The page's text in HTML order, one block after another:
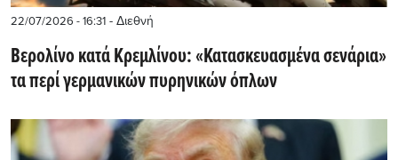
22/07/2026 - 16:31 - Διεθνή
Βερολίνο κατά Κρεμλίνου: «Κατασκευασμένα σενάρια»
τα περί γερμανικών πυρηνικών όπλων